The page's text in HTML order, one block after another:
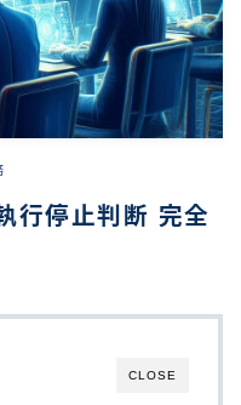
執行停止判断 完全
CLOSE